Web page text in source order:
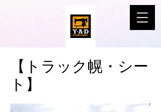
​【トラック幌・シー
ト】